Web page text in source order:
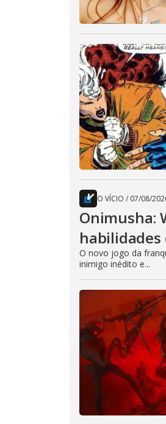
O VÍCIO / 07/08/
Onimusha:
habilidades
O novo jogo da
inimigo inédito e...